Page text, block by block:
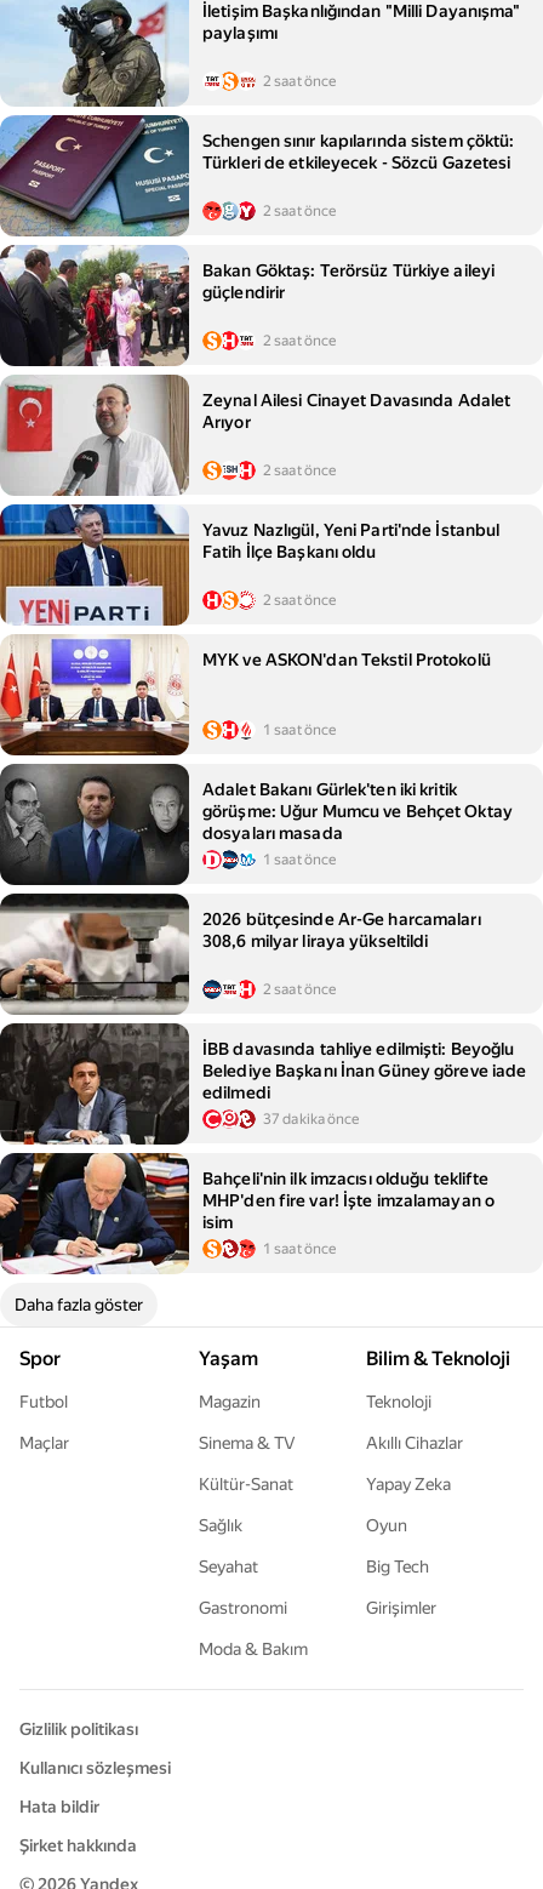
İletişim Başkanlığından "Milli Dayanışma"
paylaşımı
2 saat önce
Schengen sınır kapılarında sistem çöktü:
Türkleri de etkileyecek - Sözcü Gazetesi
2 saat önce
Bakan Göktaş: Terörsüz Türkiye aileyi
güçlendirir
2 saat önce
Zeynal Ailesi Cinayet Davasında Adalet
Arıyor
2 saat önce
Yavuz Nazlıgül, Yeni Parti'nde İstanbul
Fatih İlçe Başkanı oldu
2 saat önce
MYK ve ASKON'dan Tekstil Protokolü
1 saat önce
Adalet Bakanı Gürlek'ten iki kritik
görüşme: Uğur Mumcu ve Behçet Oktay
dosyaları masada
1 saat önce
2026 bütçesinde Ar-Ge harcamaları
308,6 milyar liraya yükseltildi
2 saat önce
İBB davasında tahliye edilmişti: Beyoğlu
Belediye Başkanı İnan Güney göreve iade
edilmedi
37 dakika önce
Bahçeli'nin ilk imzacısı olduğu teklifte
MHP'den fire var! İşte imzalamayan o
isim
1 saat önce
Daha fazla göster
Spor
Futbol
Maçlar
Yaşam
Magazin
Sinema & TV
Kültür-Sanat
Sağlık
Seyahat
Gastronomi
Moda & Bakım
Bilim & Teknoloji
Teknoloji
Akıllı Cihazlar
Yapay Zeka
Oyun
Big Tech
Girişimler
© 2026Yandex
Gizlilik politikası
Kullanıcı sözleşmesi
Hata bildir
Şirket hakkında